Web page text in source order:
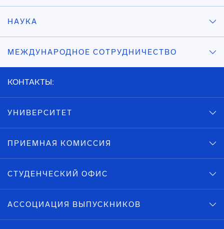
НАУКА
МЕЖДУНАРОДНОЕ СОТРУДНИЧЕСТВО
КОНТАКТЫ:
УНИВЕРСИТЕТ
ПРИЕМНАЯ КОМИССИЯ
СТУДЕНЧЕСКИЙ ОФИС
АССОЦИАЦИЯ ВЫПУСКНИКОВ